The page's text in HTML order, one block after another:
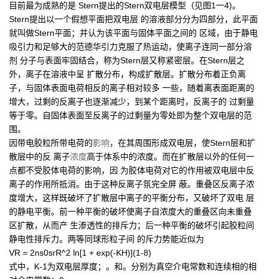
目前最为成熟的是 Stern提出的Stern双电层模型（见图1一4)。
Stern提出以一个假想平面把双电层 的溶液部分分为四部分，此平面
就叫做Stern平面；并认为该平面与固体平面之间的 区域，由于静电
吸引力和足够大的范德华引力克服了热运动，使离子连同一部分溶
剂 分子与表面牢固结合，称为Stern层又称紧密层。在Stern层之
外，离子在溶液中呈 扩散分布，构成扩散层。扩散分布着正负离
子，与固体表面电荷相反的离子相对较多 一些，随着离表面距离的
增大，过剩的反离子也逐渐减少，到某个距离时，反离子的 过剩量
等于零。自固体表面至反离子的过剩量为零处即为整个双电层的范
围。
因带电胶粒所带电荷的影响，在其周围形成双电层，使Stern层和扩
散层中的反 离子浓度高于体系中的浓度。而在扩散层以外的任何一
点都不受胶体电荷的影响，因 为胶体电荷对它的作用被双电层中反
离子的作用所抵消。由于这种反离子氛完全屏 蔽。重叠区反离子浓
度增大，这样既破坏了扩散层中离子的平衡分布，又破坏了双电 层
的静电平衡。前一种平衡的破坏使离子自浓度大的重叠区向未重叠
区扩散，从而产 生渗透性的排斥力；后一种平衡的破坏引起胶粒间
静电性排斥力。两等同球形粒子间 的斥力势能近似为
VR = 2ns0srR^2 ln[1 + exp(-KH)](1-8)
式中，K-1为双电层厚度；。和。分别为真空介电常数和连续相的相